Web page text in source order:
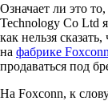
Означает ли это
Technology Co Ltd
как нельзя
на фабрике Foxconn
продаваться под
На Foxconn, к